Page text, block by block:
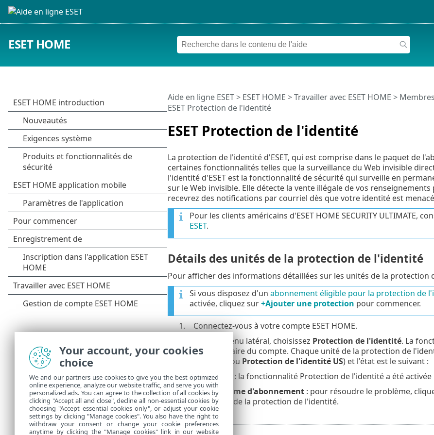
ESET HOME
ESET Protection de l'identité
Aide en ligne ESET> ESET HOME >Travailler avec ESET HOME > Membres
ESET Protection de l'identité
La protection de l'identité d'ESET, qui est comprise dans le paquet de
certaines fonctionnalités telles que la surveillance du Web invisible
l'identité d'ESET est la fonctionnalité de sécurité qui surveille en
sur le Web invisible. Elle détecte la vente illégale de vos
recevrez des notifications par courriel dès que votre identité est
Pour les clients américains d'ESET HOME SECURITY ULTIMATE,
ESET.
Détails des unités de la protection de l'identité
Pour afficher des informations détaillées sur les unités de la protection
Si vous disposez d'un abonnement éligible pour la protection de
activée, cliquez sur+Ajouter une protection pour commencer.
1.
Connectez-vous à votre compte ESET HOME.
Dans le menu latéral, choisissez Protection de l'identité. La
par le titulaire du compte. Chaque unité de la protection de
ou Protection de l'identité US) et l'état est le suivant :
• Activé : la fonctionnalité Protection de l'identité a été
• Problème d'abonnement: pour résoudre le problème,
l'unité de la protection de l'identité.
Your account, your cookies
choice
We and our partners use cookies to give you the best optimized
online experience, analyze our website traffic, and serve you with
personalized ads. You can agree to the collection of all cookies by
clicking "Accept all and close", decline all non-essential cookies by
choosing "Accept essential cookies only", or adjust your cookie
settings by clicking "Manage cookies". You also have the right to
withdraw your consent or change your cookie preferences
anytime by clicking the "Manage cookies" link in our website